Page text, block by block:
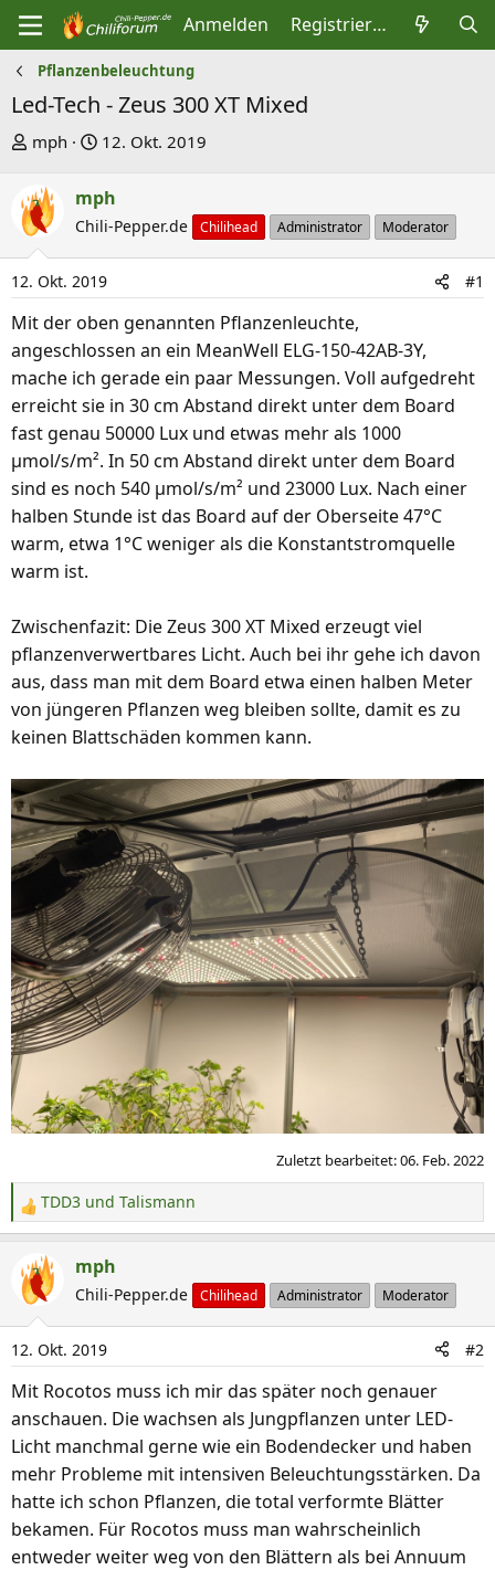
Anmelden Registrieren
Pflanzenbeleuchtung
Led-Tech - Zeus 300 XT Mixed
E
s
t
e
l
e
r
mph
E
s
t
l
l
t
a
m
12. Okt. 2019
mph
Chili-Pepper.de Chilihead Administrator Moderator
12. Okt. 2019 #1
Mit der oben genannten Pflanzenleuchte,
angeschlossen an ein MeanWell ELG-150-42AB-3Y,
mache ich gerade ein paar Messungen. Voll aufgedreht
erreicht sie in 30 cm Abstand direkt unter dem Board
fast genau 50000 Lux und etwas mehr als 1000
μmol/s/m². In 50 cm Abstand direkt unter dem Board
sind es noch 540 μmol/s/m² und 23000 Lux. Nach einer
halben Stunde ist das Board auf der Oberseite 47°C
warm, etwa 1°C weniger als die Konstantstromquelle
warm ist.
Zwischenfazit: Die Zeus 300 XT Mixed erzeugt viel
pflanzenverwertbares Licht. Auch bei ihr gehe ich davon
aus, dass man mit dem Board etwa einen halben Meter
von jüngeren Pflanzen weg bleiben sollte, damit es zu
keinen Blattschäden kommen kann.
Zuletzt bearbeitet:06. Feb. 2022
R
e
a
k
i
o
n
n
:
TDD3 und Talismann
mph
Chili-Pepper.de Chilihead Administrator Moderator
12. Okt. 2019 #2
Mit Rocotos muss ich mir das später noch genauer
anschauen. Die wachsen als Jungpflanzen unter LED-
Licht manchmal gerne wie ein Bodendecker und haben
mehr Probleme mit intensiven Beleuchtungsstärken. Da
hatte ich schon Pflanzen, die total verformte Blätter
bekamen. Für Rocotos muss man wahrscheinlich
entweder weiter weg von den Blättern als bei Annuum